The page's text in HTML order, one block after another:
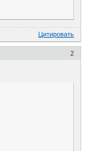
Цитировать
2